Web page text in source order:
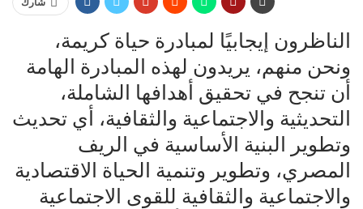
الناظرون إيجابيًا لمبادرة حياة كريمة،
ونحن منهم، يريدون لهذه المبادرة الهامة
أن تنجح في تحقيق أهدافها الشاملة،
التحديثية والاجتماعية والثقافية، أي تحديث
وتطوير البنية الأساسية في الريف
المصري، وتطوير وتنمية الحياة الاقتصادية
والاجتماعية والثقافية للقوى الاجتماعية